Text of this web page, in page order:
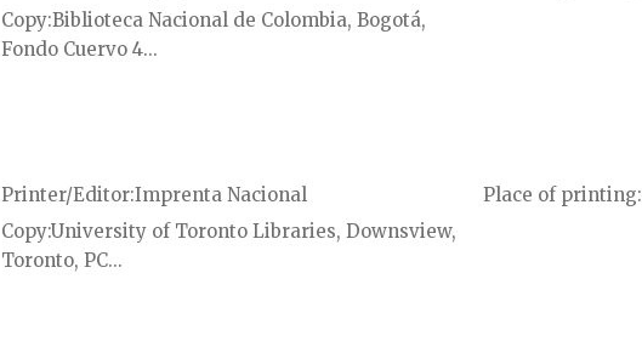
Copy Biblioteca Nacional de Colombia, Bogotá,
Fondo Cuervo 4...
Printer/Editor Imprenta Nacional Place of printing
CopyUniversity of Toronto Libraries, Downsview,
Toronto, PC...